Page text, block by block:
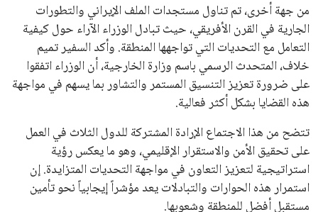
من جهة أخرى، تم تناول مستجدات الملف الإيراني والتطورات
الجارية في القرن الأفريقي، حيث تبادل الوزراء الآراء حول كيفية
التعامل مع التحديات التي تواجهها المنطقة. وأكد السفير تميم
خلاف، المتحدث الرسمي باسم وزارة الخارجية، أن الوزراء اتفقوا
على ضرورة تعزيز التنسيق المستمر والتشاور بما يسهم في مواجهة
هذه القضايا بشكل أكثر فعالية.
تتضح من هذا الاجتماع الإرادة المشتركة للدول الثلاث في العمل
على تحقيق الأمن والاستقرار الإقليمي، وهو ما يعكس رؤية
استراتيجية لتعزيز التعاون في مواجهة التحديات المتزايدة. إن
استمرار هذه الحوارات والتبادلات يعد مؤشراً إيجابياً نحو تأمين
مستقبل أفضل للمنطقة وشعوبها.